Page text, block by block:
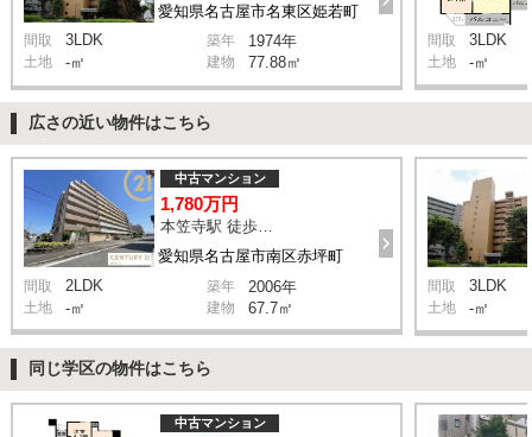
愛知県名古屋市名東区姫若町
間取 3LDK 築年 1974年
土地 -㎡ 建物 77.88㎡
間取 3LDK
土地 -㎡
広さの近い物件はこちら
愛知県名古屋市南区赤坪町
中古マンション
1,780万円
間取 2LDK 築年 2006年
土地 -㎡ 建物 67.7㎡
間取 3LDK
土地 -㎡
同じ学区の物件はこちら
中古マンション